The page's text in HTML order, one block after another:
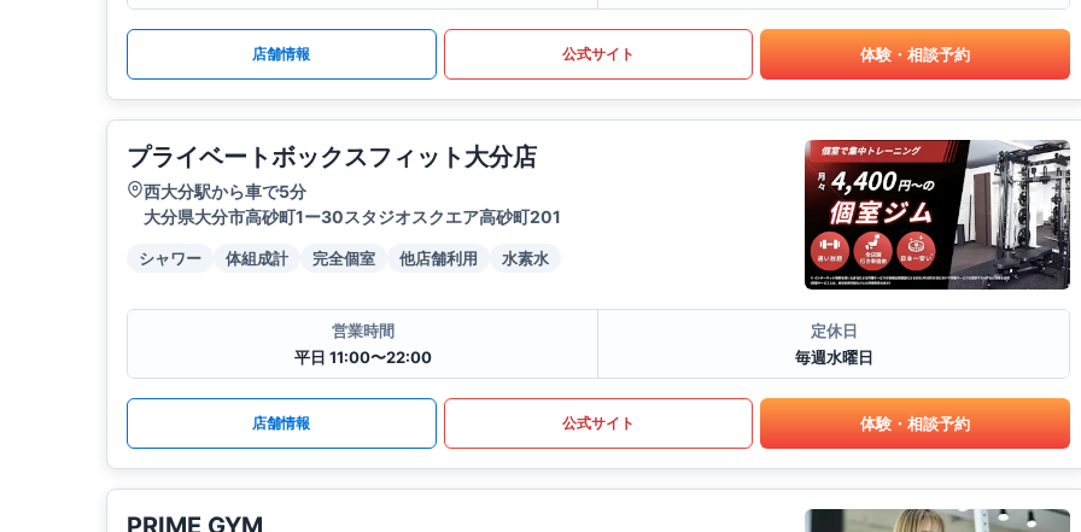
店舗情報 公式サイト 体験・相談予約
プライベートボックスフィット大分店
西大分駅から車で5分
大分県大分市高砂町1ー30スタジオスクエア高砂町201
シャワー 体組成計 完全個室 他店舗利用 水素水
営業時間
平日 11:00〜22:00
定休日
毎週水曜日
店舗情報 公式サイト 体験・相談予約